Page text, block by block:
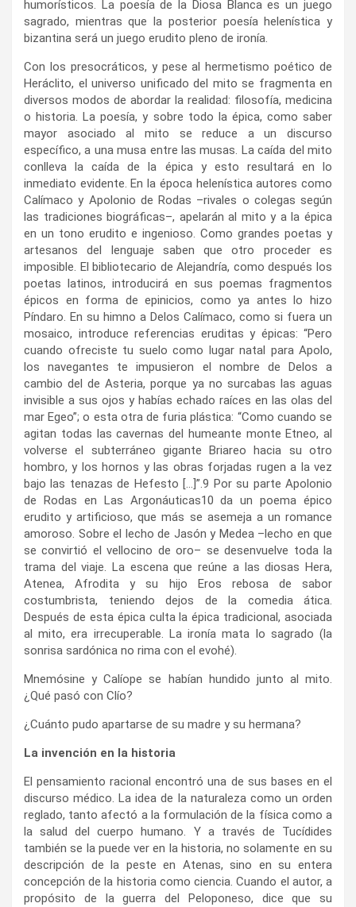
humorísticos. La poesía de la Diosa Blanca es un juego
sagrado, mientras que la posterior poesía helenística y
bizantina será un juego erudito pleno de ironía.
Con los presocráticos, y pese al hermetismo poético de
Heráclito, el universo unificado del mito se fragmenta en
diversos modos de abordar la realidad: filosofía, medicina
o historia. La poesía, y sobre todo la épica, como saber
mayor asociado al mito se reduce a un discurso
específico, a una musa entre las musas. La caída del mito
conlleva la caída de la épica y esto resultará en lo
inmediato evidente. En la época helenística autores como
Calímaco y Apolonio de Rodas –rivales o colegas según
las tradiciones biográficas–, apelarán al mito y a la épica
en un tono erudito e ingenioso. Como grandes poetas y
artesanos del lenguaje saben que otro proceder es
imposible. El bibliotecario de Alejandría, como después los
poetas latinos, introducirá en sus poemas fragmentos
épicos en forma de epinicios, como ya antes lo hizo
Píndaro. En su himno a Delos Calímaco, como si fuera un
mosaico, introduce referencias eruditas y épicas: “Pero
cuando ofreciste tu suelo como lugar natal para Apolo,
los navegantes te impusieron el nombre de Delos a
cambio del de Asteria, porque ya no surcabas las aguas
invisible a sus ojos y habías echado raíces en las olas del
mar Egeo”; o esta otra de furia plástica: “Como cuando se
agitan todas las cavernas del humeante monte Etneo, al
volverse el subterráneo gigante Briareo hacia su otro
hombro, y los hornos y las obras forjadas rugen a la vez
bajo las tenazas de Hefesto […]”.9 Por su parte Apolonio
de Rodas en Las Argonáuticas10 da un poema épico
erudito y artificioso, que más se asemeja a un romance
amoroso. Sobre el lecho de Jasón y Medea –lecho en que
se convirtió el vellocino de oro– se desenvuelve toda la
trama del viaje. La escena que reúne a las diosas Hera,
Atenea, Afrodita y su hijo Eros rebosa de sabor
costumbrista, teniendo dejos de la comedia ática.
Después de esta épica culta la épica tradicional, asociada
al mito, era irrecuperable. La ironía mata lo sagrado (la
sonrisa sardónica no rima con el evohé).
Mnemósine y Calíope se habían hundido junto al mito.
¿Qué pasó con Clío?
¿Cuánto pudo apartarse de su madre y su hermana?
La invención en la historia
El pensamiento racional encontró una de sus bases en el
discurso médico. La idea de la naturaleza como un orden
reglado, tanto afectó a la formulación de la física como a
la salud del cuerpo humano. Y a través de Tucídides
también se la puede ver en la historia, no solamente en su
descripción de la peste en Atenas, sino en su entera
concepción de la historia como ciencia. Cuando el autor, a
propósito de la guerra del Peloponeso, dice que su